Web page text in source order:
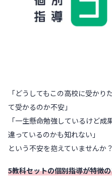
「どうしてもこの高校に受か
て受かるのか不安」
「一生懸命勉強しているけど
違っているのかも知れない」
という不安を抱えていませんか？
5教科セットの個別指導が特徴